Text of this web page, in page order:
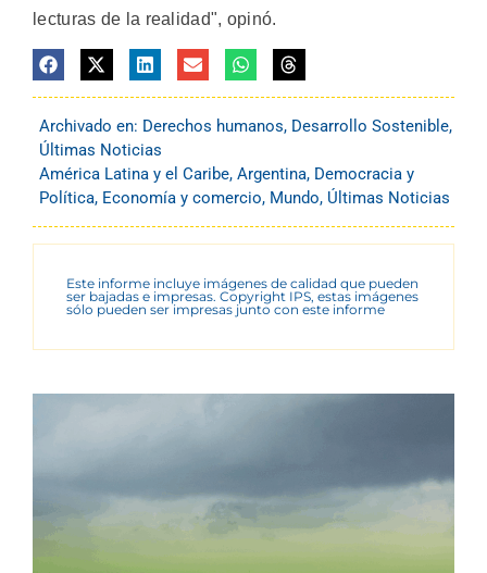
lecturas de la realidad", opinó.
Archivado en: Derechos humanos, Desarrollo Sostenible,
Últimas Noticias
América Latina y el Caribe, Argentina, Democracia y
Política, Economía y comercio, Mundo, Últimas Noticias
Este informe incluye imágenes de calidad que pueden
ser bajadas e impresas. Copyright IPS, estas imágenes
sólo pueden ser impresas junto con este informe